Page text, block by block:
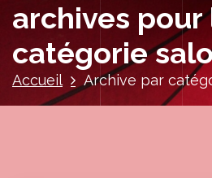
archives pour
catégorie
Accueil Archive par